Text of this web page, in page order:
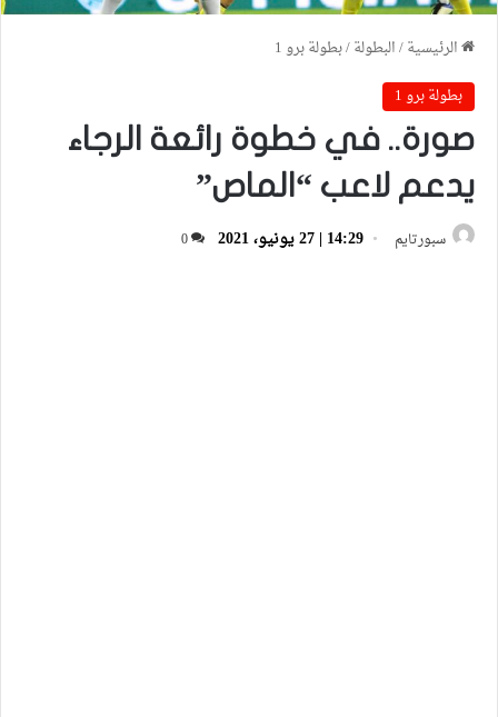
الرئيسية/البطولة/بطولة برو 1
بطولة برو 1
صورة.. في خطوة رائعة الرجاء
يدعم لاعب “الماص”
سبورتايم 14:29 | 27 يونيو، 2021 0